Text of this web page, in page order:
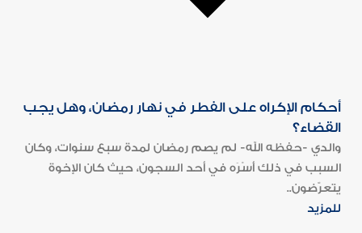
أحكام الإكراه على الفطر في نهار رمضان، وهل يجب
القضاء؟
والدي -حفظه الله- لم يصم رمضان لمدة سبع سنوات، وكان
السبب في ذلك أَسْرَه في أحد السجون، حيث كان الإخوة
يتعرّضون..
للمزيد